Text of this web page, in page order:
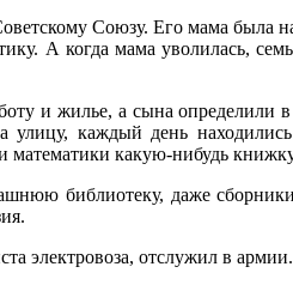
Союзу. Его мама была
А когда мама уволилась,
и жилье, а сына определили
улицу, каждый день
математики какую-нибудь
библиотеку, даже
отслужил в армии.